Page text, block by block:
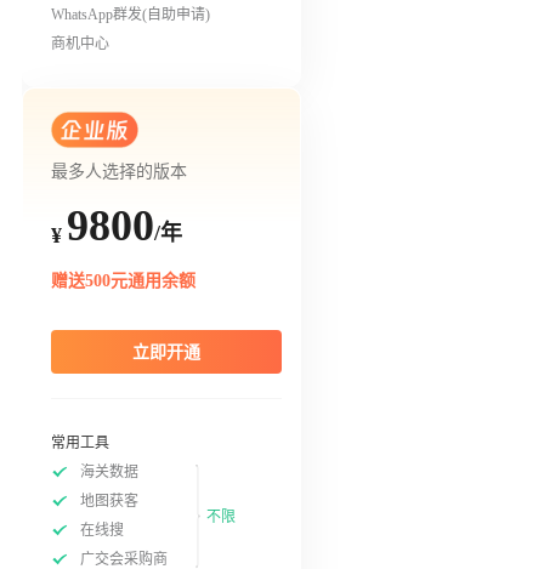
WhatsApp群发(自助申请)
商机中心
最多人选择的版本
¥ 9800/年
赠送500元通用余额
立即开通
常用工具
海关数据
地图获客
在线搜
广交会采购商
不限